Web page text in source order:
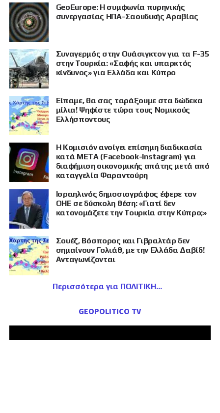
GeoEurope: Η συμφωνία πυρηνικής
συνεργασίας ΗΠΑ-Σαουδικής Αραβίας
Συναγερμός στην Ουάσιγκτον για τα F-35
στην Τουρκία: «Σαφής και υπαρκτός
κίνδυνος» για Ελλάδα και Κύπρο
Είπαμε, θα σας ταράξουμε στα δώδεκα
μίλια! Ψηφίστε τώρα τους Νομικούς
Ελλήσποντους
Η Κομισιόν ανοίγει επίσημη διαδικασία
κατά META (Facebook-Instagram) για
διαφήμιση οικονομικής απάτης μετά από
καταγγελία Φαραντούρη
Ισραηλινός δημοσιογράφος έφερε τον
ΟΗΕ σε δύσκολη θέση: «Γιατί δεν
κατονομάζετε την Τουρκία στην Κύπρο;»
Σουέζ, Βόσπορος και Γιβραλτάρ δεν
σημαίνουν Γολιάθ, με την Ελλάδα Δαβίδ!
Ανταγωνίζονται
Περισσότερα για ΠΟΛΙΤΙΚΗ
GEOPOLITICO TV